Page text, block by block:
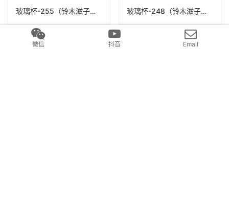
玻璃杯-255（铃木滋子）N22A255 玻璃杯-248（铃木滋子）N22A248
微信 抖音 Email